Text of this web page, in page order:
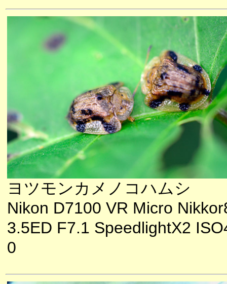
ヨツモンカメノコハムシ
Nikon D7100 VR Micro
3.5ED F7.1 SpeedlightX2
0